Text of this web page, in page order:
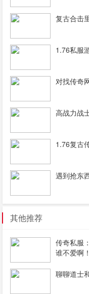
复古合击
1.76私服
对找传奇
高战力战
1.76复古
遇到抢东
其他推荐
传奇私服
谁不爱啊！
聊聊道士